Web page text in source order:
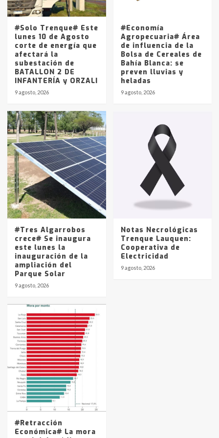
La Pampa, desde YPF hasta Axion
entre 857 a 1338 pesos
#Solo Trenque# Este
lunes 10 de Agosto
corte de energía que
afectará la
subestación de
BATALLON 2 DE
INFANTERÍA y ORZALI
9 agosto, 2026
#Economía
Agropecuaria# Área
de influencia de la
Bolsa de Cereales de
Bahía Blanca: se
preven lluvias y
heladas
9 agosto, 2026
#Tres Algarrobos
crece# Se inaugura
este lunes la
inauguración de la
ampliación del
Parque Solar
9 agosto, 2026
Notas Necrológicas
Trenque Lauquen:
Cooperativa de
Electricidad
9 agosto, 2026
#Retracción
Económica# La mora